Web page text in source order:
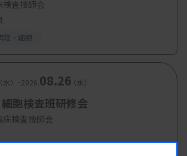
検査技師会
理・細胞
） -2026. 08.26（水）
胞検査班研修会
検査技師会